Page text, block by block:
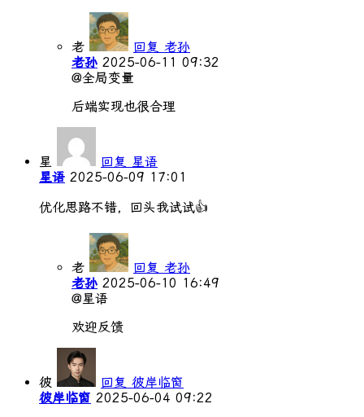
老
回复 老孙
老孙 2025-06-11 09:32
@全局变量
后端实现也很合理
星
回复 星语
星语 2025-06-09 17:01
优化思路不错，回头我试试👍
老
回复 老孙
老孙 2025-06-10 16:49
@星语
欢迎反馈
彼
回复 彼岸临窗
彼岸临窗 2025-06-04 09:22